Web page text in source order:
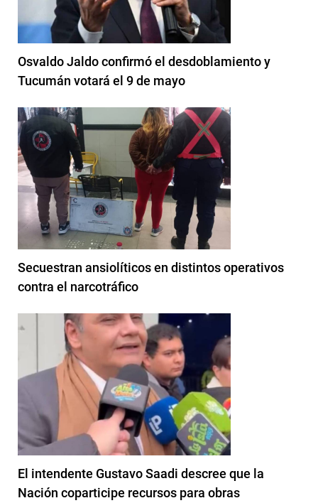
Osvaldo Jaldo confirmó el desdoblamiento y
Tucumán votará el 9 de mayo
Secuestran ansiolíticos en distintos operativos
contra el narcotráfico
El intendente Gustavo Saadi descree que la
Nación coparticipe recursos para obras